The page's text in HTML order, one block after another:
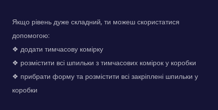
Якщо рівень дуже складний, ти можеш скористатися
допомогою:
❖ додати тимчасову комірку
❖ розмістити всі шпильки з тимчасових комірок у коробки
❖ прибрати форму та розмістити всі закріплені шпильки у
коробки